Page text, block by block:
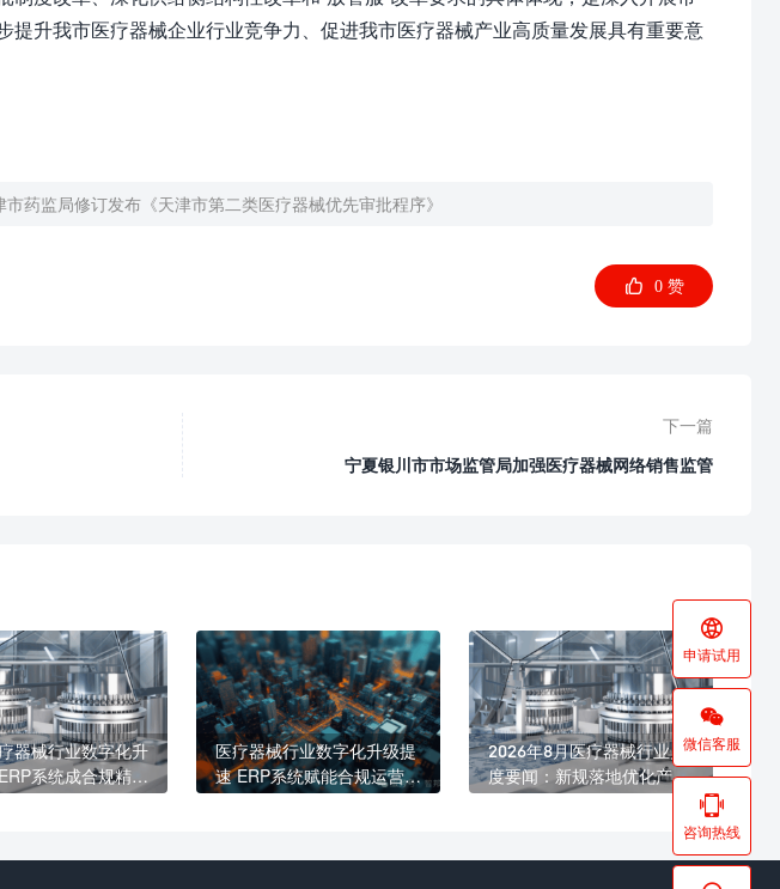
提升我市医疗器械企业行业竞争力、促进我市医疗器械产业高质量发展具有重要意
市药监局修订发布《天津市第二类医疗器械优先审批程序》
 0 赞
下一篇
宁夏银川市市场监管局加强医疗器械网络销售监管
器械行业数字化升
系统成合规精益
医疗器械行业数字化升级提
速 ERP系统赋能合规运营与
2026年8月医疗器械行业月
度要闻：新规落地优化产业

申请试用

微信客服

咨询热线